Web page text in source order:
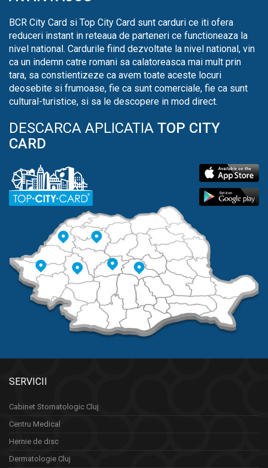
BCR City Card si Top City Card sunt carduri ce iti ofera
reduceri instant in reteaua de parteneri ce functioneaza la
nivel national. Cardurile fiind dezvoltate la nivel national, vin
ca un indemn catre romani sa calatoreasca mai mult prin
tara, sa constientizeze ca avem toate aceste locuri
deosebite si frumoase, fie ca sunt comerciale, fie ca sunt
cultural-turistice, si sa le descopere in mod direct.
DESCARCA APLICATIA TOP CITY
CARD
SERVICII
Cabinet Stomatologic Cluj
Centru Medical
Hernie de disc
Dermatologie Cluj